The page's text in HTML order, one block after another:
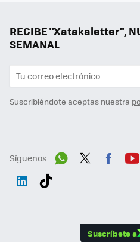
RECIBE "Xatakaletter",
SEMANAL
Suscribiéndote aceptas nuestra
Síguenos
Suscríbete a